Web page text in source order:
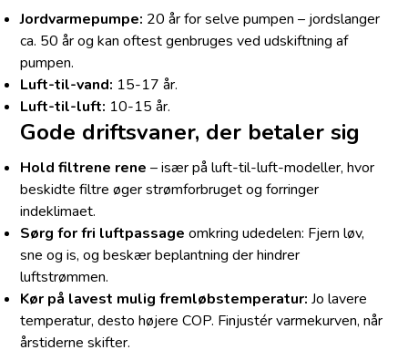
Jordvarmepumpe: 20 år for selve pumpen – jordslanger
ca. 50 år og kan oftest genbruges ved udskiftning af
pumpen.
Luft-til-vand: 15-17 år.
Luft-til-luft: 10-15 år.
Gode driftsvaner, der betaler sig
Hold filtrene rene – især på luft-til-luft-modeller, hvor
beskidte filtre øger strømforbruget og forringer
indeklimaet.
Sørg for fri luftpassage omkring udedelen: Fjern løv,
sne og is, og beskær beplantning der hindrer
luftstrømmen.
Kør på lavest mulig fremløbstemperatur: Jo lavere
temperatur, desto højere COP. Finjustér varmekurven, når
årstiderne skifter.